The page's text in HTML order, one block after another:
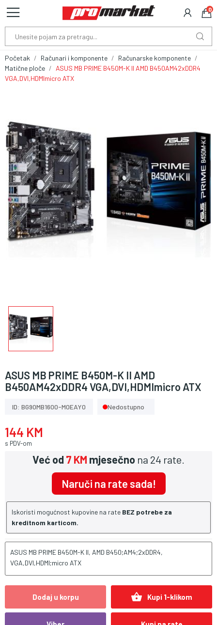
0
Početak Računari i komponente
Računarske komponente
Matične ploče
ASUS MB PRIME B450M-K II AMD B450AM42xDDR4
VGA,DVI,HDMImicro ATX
ASUS MB PRIME B450M-K II AMD
B450AM42xDDR4 VGA,DVI,HDMImicro ATX
ID: BG90MB1600-M0EAY0 Nedostupno
144 KM
s PDV-om
Već od7 KM mjesečno na 24 rate.
Naruči na rate sada!
Iskoristi mogućnost kupovine na rate BEZ potrebe za
kreditnom karticom.
ASUS MB PRIME B450M-K II, AMD B450;AM4;2xDDR4,
VGA,DVI,HDMI;micro ATX
Dodaj u korpu shopping_basket Kupi 1-klikom